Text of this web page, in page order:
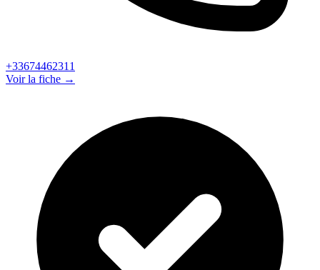
+33674462311
Voir la fiche →